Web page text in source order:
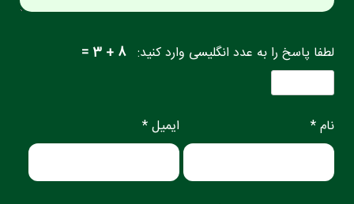
لطفا پاسخ را به عدد انگلیسی وارد کنید: 8 + 3 =
نام * ایمیل *